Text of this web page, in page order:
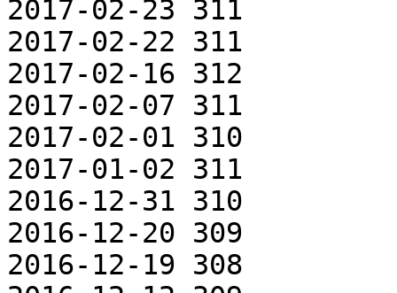
2017-02-23 311
2017-02-22 311
2017-02-16 312
2017-02-07 311
2017-02-01 310
2017-01-02 311
2016-12-31 310
2016-12-20 309
2016-12-19 308